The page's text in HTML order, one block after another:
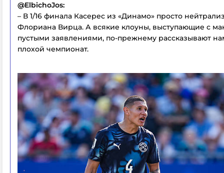
@ElbichoJos:
– В 1/16 финала Касерес из «Динамо» просто
Флориана Вирца. А всякие клоуны, выступающие с
пустыми заявлениями, по-прежнему рассказывают
плохой чемпионат.